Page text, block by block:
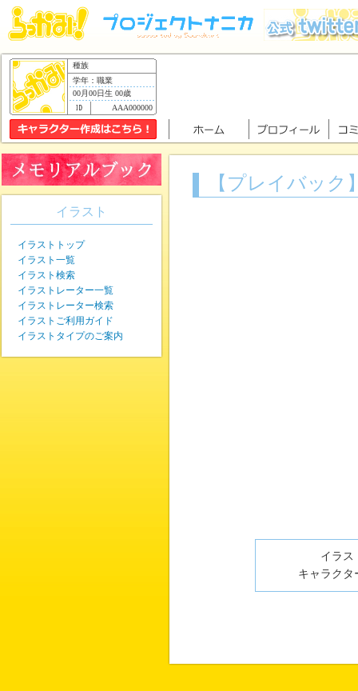
種族
学年：職業
00月00日生 00歳
AAA000000
【プレイバック
イラス
キャラクタ
イラスト
イラストトップ
イラスト一覧
イラスト検索
イラストレーター一覧
イラストレーター検索
イラストご利用ガイド
イラストタイプのご案内